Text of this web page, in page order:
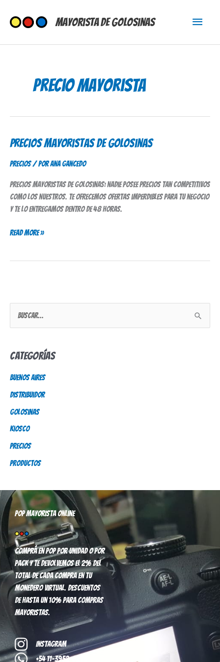
contenido
Mayorista de Golosinas
Menú
precio mayorista
Precios Mayoristas de Golosinas
Precios/ PorAna Gancedo
Precios mayoristas de golosinas: nadie posee precios tan competitivos
como los nuestros. Te ofrecemos ofertas imperdibles para tu negocio
y te lo entregamos dentro de 48 horas.
Precios
de
Read More »
a
r
p
o
Categorías
Buenos Aires
Distribuidor
Golosinas
Kiosco
Precios
Productos
Pop mayorista online
Comprá en pop por unidad o por
pack y te devolvemos el 2% del
total de cada compra en tu
monedero virtual. Descuentos
de hasta un 10% para compras
mayoristas.
Instagram
+54 11-3952-8296